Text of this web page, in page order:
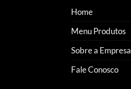
Home
Menu Produtos
Sobre a Empresa
Fale Conosco